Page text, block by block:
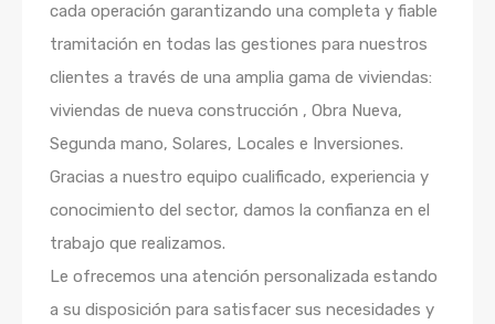
cada operación garantizando una completa y fiable
tramitación en todas las gestiones para nuestros
clientes a través de una amplia gama de viviendas:
viviendas de nueva construcción , Obra Nueva,
Segunda mano, Solares, Locales e Inversiones.
Gracias a nuestro equipo cualificado, experiencia y
conocimiento del sector, damos la confianza en el
trabajo que realizamos.
Le ofrecemos una atención personalizada estando
a su disposición para satisfacer sus necesidades y